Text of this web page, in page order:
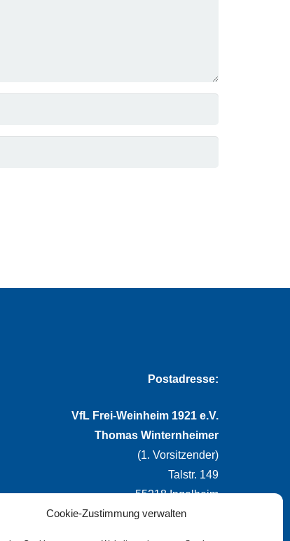
Cookie-Zustimmung verwalten
Postadresse:
VfL Frei-Weinheim 1921 e.V.
Thomas Winternheimer
(1. Vorsitzender)
Talstr. 149
55218 Ingelheim